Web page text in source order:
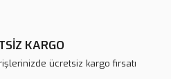
KARGO
ücretsiz kargo fırsatı